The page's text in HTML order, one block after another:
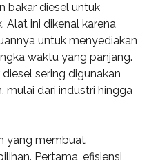
bakar diesel untuk
Alat ini dikenal karena
untuk menyediakan
waktu yang panjang.
sering digunakan
mulai dari industri hingga
yang membuat
Pertama, efisiensi